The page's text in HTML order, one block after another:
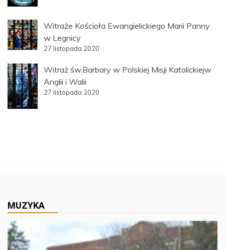
Witraże Kościoła Ewangielickiego Marii Panny
w Legnicy
27 listopada 2020
Witraż św.Barbary w Polskiej Misji Katolickiejw
Anglii i Walii
27 listopada 2020
MUZYKA